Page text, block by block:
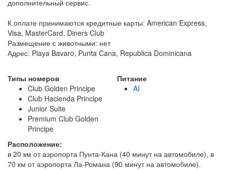
дополнительный сервис.
К оплате принимаются кредитные карты: American Express,
Visa, MasterCard, Diners Club
Размещение с животными: нет
Адрес: Playa Bavaro, Punta Cana, Republica Dominicana
Типы номеров
Club Golden Principe
Club Hacienda Principe
Junior Suite
Premium Club Golden
Principe
Питание
AI
Расположение:
в 20 км от аэропорта Пунта-Кана (40 минут на автомобиле), в
70 км от аэропорта Ла-Романа (90 минут на автомобиле).